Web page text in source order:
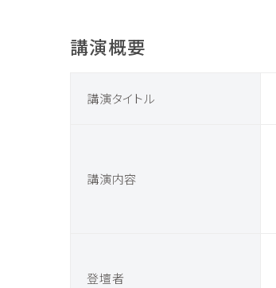
講演概要
講演タイトル
講演内容
登壇者